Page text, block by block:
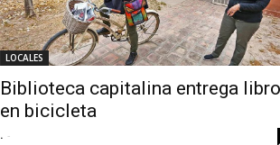
LOCALES
Biblioteca capitalina entrega
en bicicleta
. -